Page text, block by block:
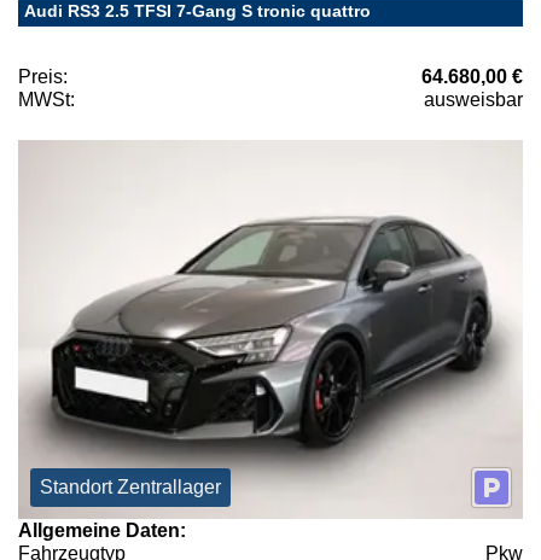
Audi RS3 2.5 TFSI 7-Gang S tronic quattro
Preis:
64.680,00 €
MWSt:
ausweisbar
Standort Zentrallager
Allgemeine Daten:
Fahrzeugtyp
Pkw